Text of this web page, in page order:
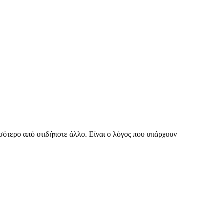
από οτιδήποτε άλλο. Είναι ο λόγος που υπάρχουν